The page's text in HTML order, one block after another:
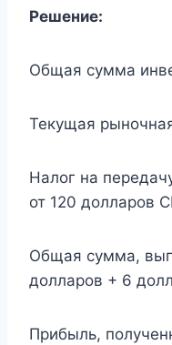
Решение:
Общая сумма
Текущая
Налог на
от 120 долларов
Общая сумма,
долларов + 6
Прибыль,